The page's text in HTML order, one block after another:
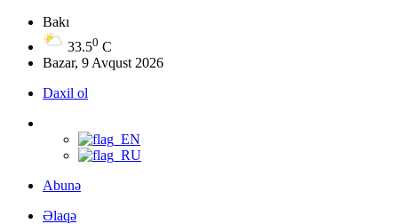
Bakı
33.50 C
Bazar, 9 Avqust 2026
Daxil ol
Abunə
Əlaqə